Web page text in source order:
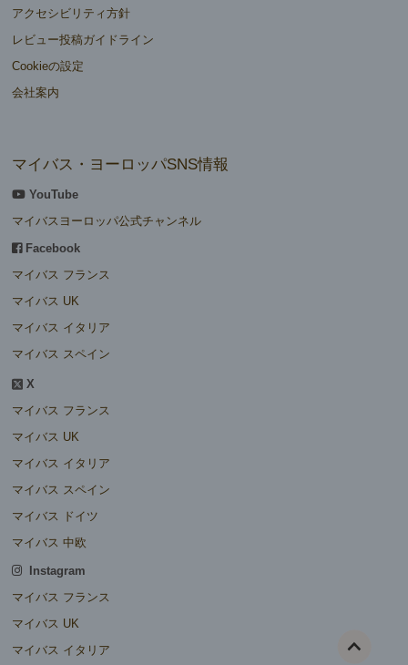
アクセシビリティ方針
レビュー投稿ガイドライン
Cookieの設定
会社案内
マイバス・ヨーロッパSNS情報
YouTube
マイバスヨーロッパ公式チャンネル
Facebook
マイバス フランス
マイバス UK
マイバス イタリア
マイバス スペイン
X
マイバス フランス
マイバス UK
マイバス イタリア
マイバス スペイン
マイバス ドイツ
マイバス 中欧
Instagram
マイバス フランス
マイバス UK
マイバス イタリア